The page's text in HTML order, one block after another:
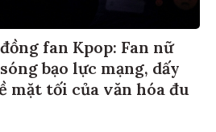
fan Kpop: Fan nữ
bạo lực mạng, dấy
mặt tối của văn hóa đu